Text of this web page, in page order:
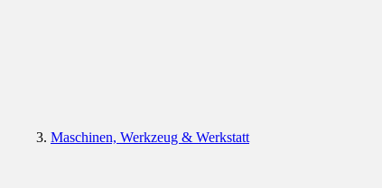
Maschinen, Werkzeug & Werkstatt